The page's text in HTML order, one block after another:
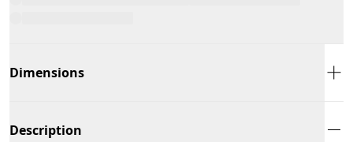
Dimensions
Description